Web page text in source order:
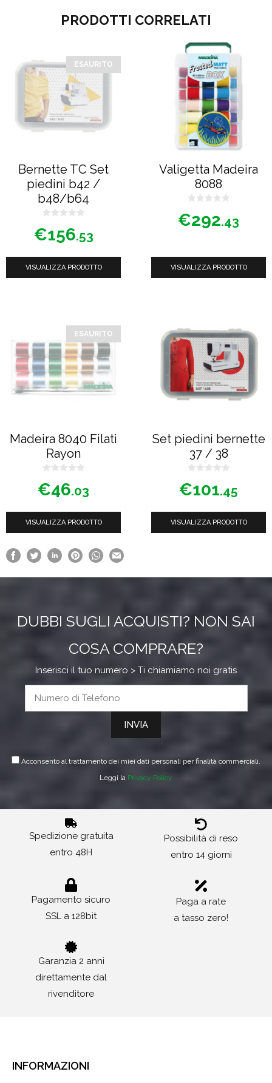
PRODOTTI CORRELATI
ESAURITO
Bernette TC Set
piedini b42 /
b48/b64
s
u
€156.53
VISUALIZZA PRODOTTO
Valigetta Madeira
8088
s
u
€292.43
VISUALIZZA PRODOTTO
ESAURITO
Madeira 8040 Filati
Rayon
s
u
€46.03
VISUALIZZA PRODOTTO
Set piedini bernette
37 / 38
s
u
€101.45
VISUALIZZA PRODOTTO
DUBBI SUGLI ACQUISTI? NON SAI
COSA COMPRARE?
Inserisci il tuo numero > Ti chiamiamo noi gratis
Acconsento al trattamento dei miei dati personali per finalità commerciali.
Leggi la Privacy Policy
Spedizione gratuita
entro 48H
Possibilità di reso
entro 14 giorni
Pagamento sicuro
SSL a 128bit
Paga a rate
a tasso zero!
Garanzia 2 anni
direttamente dal
rivenditore
INFORMAZIONI